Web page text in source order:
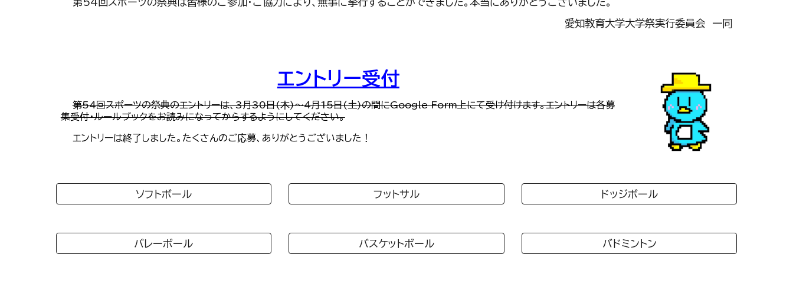
第54回 スポーツの祭典は皆様のご参加・ご協力により、無事に挙行することができました。本当にありがとうございました。
愛知教育大学大学祭実行委員会 一同
エントリー受付
第54回スポーツの祭典のエントリーは、3月30日(木)～4月15日(土)の間にGoogle Form上にて受け付けます。エントリーは各募
集受付・ルールブックをお読みになってからするようにしてください。
エントリーは終了しました。たくさんのご応募、ありがとうございました！
ソフトボール フットサル ドッジボール
バレーボール バスケットボール バドミントン